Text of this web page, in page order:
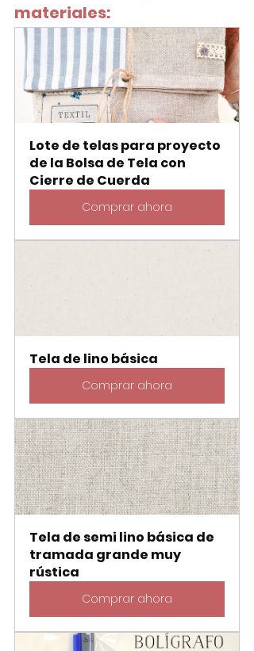
materiales:
Lote de telas para proyecto
de la Bolsa de Tela con
Cierre de Cuerda
Comprar ahora
Tela de lino básica
Comprar ahora
Tela de semi lino básica de
tramada grande muy
rústica
Comprar ahora